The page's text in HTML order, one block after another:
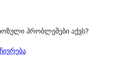
პრობლემები აქვს?